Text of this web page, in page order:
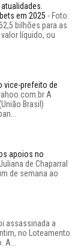
em 2025 - Foto:
bilhões para as
líquido, ou
vice-prefeito de
A
Brasil)
apoios no
de Chaparral
de semana ao
assassinada a
no Loteamento